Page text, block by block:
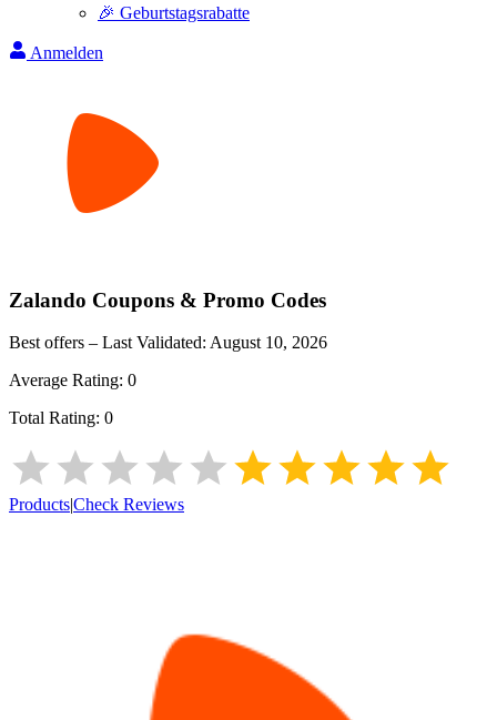
🎉 Geburtstagsrabatte
Anmelden
Zalando Coupons & Promo Codes
Best offers – Last Validated: August 10, 2026
Average Rating: 0
Total Rating: 0
Products|Check Reviews